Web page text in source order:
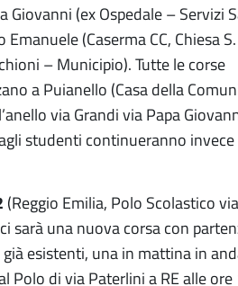
Giovanni (ex Ospedale – Servizi
(Caserma CC, Chiesa
– Municipio). Tutte le corse
a Puianello (Casa della
via Grandi via Papa
studenti continueranno
(Reggio Emilia, Polo Scolastico
sarà una nuova corsa con
esistenti, una in mattina in
Polo di via Paterlini a RE alle